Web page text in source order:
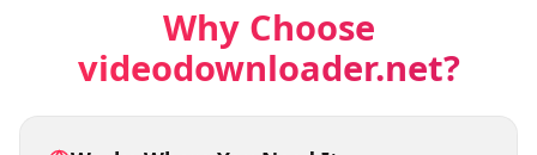
Le service reste disponible pour télécharger vos vidéos
selon vos besoins.